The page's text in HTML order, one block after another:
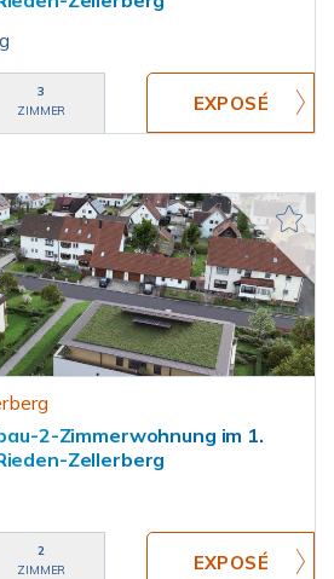
3
ZIMMER
2-Zimmerwohnung im 1.
Zellerberg
2
ZIMMER